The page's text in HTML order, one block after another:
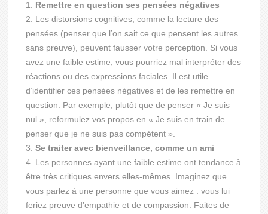
Remettre en question ses pensées négatives
Les distorsions cognitives, comme la lecture des
pensées (penser que l’on sait ce que pensent les autres
sans preuve), peuvent fausser votre perception. Si vous
avez une faible estime, vous pourriez mal interpréter des
réactions ou des expressions faciales. Il est utile
d’identifier ces pensées négatives et de les remettre en
question. Par exemple, plutôt que de penser « Je suis
nul », reformulez vos propos en « Je suis en train de
penser que je ne suis pas compétent ».
Se traiter avec bienveillance, comme un ami
Les personnes ayant une faible estime ont tendance à
être très critiques envers elles-mêmes. Imaginez que
vous parlez à une personne que vous aimez : vous lui
feriez preuve d’empathie et de compassion. Faites de